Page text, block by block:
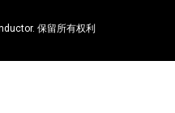
保留所有权利